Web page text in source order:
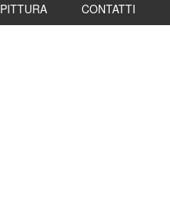
PITTURA CONTATTI